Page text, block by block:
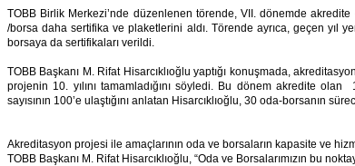
TOBB Birlik Merkezi’nde düzenlenen törende, VII. dönemde akredite
/borsa daha sertifika ve plaketlerini aldı. Törende ayrıca, geçen yıl
borsaya da sertifikaları verildi.
TOBB Başkanı M. Rifat Hisarcıklıoğlu yaptığı konuşmada,
projenin 10. yılını tamamladığını söyledi. Bu dönem akredite
sayısının 100’e ulaştığını anlatan Hisarcıklıoğlu, 30 oda-borsanın
Akreditasyon projesi ile amaçlarının oda ve borsaların kapasite ve
TOBB Başkanı M. Rifat Hisarcıklıoğlu, “Oda ve Borsalarımızın bu